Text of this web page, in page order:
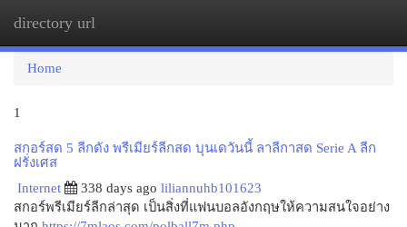
directory url
Home
1
สกอร์สด 5 ลีกดัง พรีเมียร์ลีกสด บุนเดวันนี้ ลาลีกาสด Serie A ลีก
ฝรั่งเศส
Internet
338 days ago liliannuhb101623
สกอร์พรีเมียร์ลีกล่าสุด เป็นสิ่งที่แฟนบอลอังกฤษให้ความสนใจอย่าง